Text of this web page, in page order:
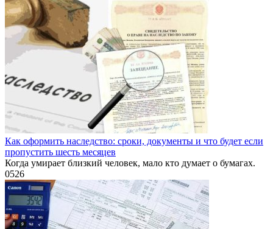
Как оформить наследство: сроки, документы и что будет если
пропустить шесть месяцев
Когда умирает близкий человек, мало кто думает о бумагах.
0526